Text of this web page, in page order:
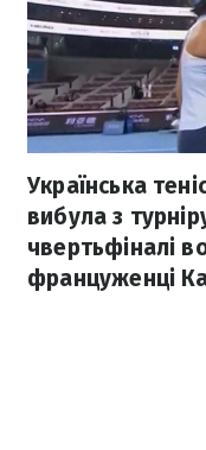
Українська
вибула з
чвертьфіналі
француженці